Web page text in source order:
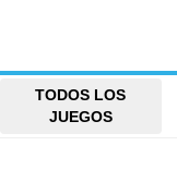
TODOS LOS
JUEGOS